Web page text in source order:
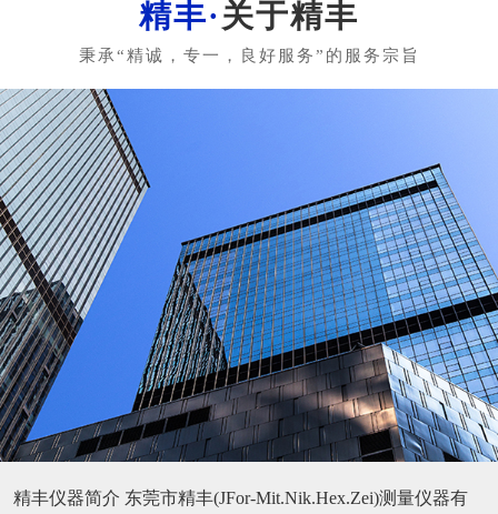
关于精丰
精丰仪器简介 东莞市精丰(JFor-Mit.Nik.Hex.Zei)测量仪器有